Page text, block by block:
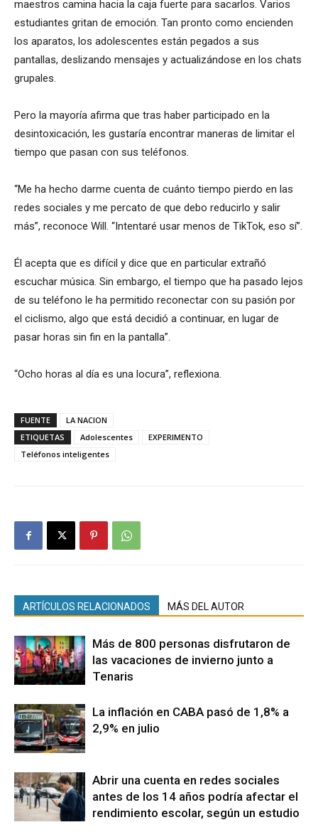
maestros camina hacia la caja fuerte para sacarlos. Varios
estudiantes gritan de emoción. Tan pronto como encienden
los aparatos, los adolescentes están pegados a sus
pantallas, deslizando mensajes y actualizándose en los chats
grupales.
Pero la mayoría afirma que tras haber participado en la
desintoxicación, les gustaría encontrar maneras de limitar el
tiempo que pasan con sus teléfonos.
“Me ha hecho darme cuenta de cuánto tiempo pierdo en las
redes sociales y me percato de que debo reducirlo y salir
más”, reconoce Will. “Intentaré usar menos de TikTok, eso sí”.
Él acepta que es difícil y dice que en particular extrañó
escuchar música. Sin embargo, el tiempo que ha pasado lejos
de su teléfono le ha permitido reconectar con su pasión por
el ciclismo, algo que está decidió a continuar, en lugar de
pasar horas sin fin en la pantalla”.
“Ocho horas al día es una locura”, reflexiona.
FUENTE
LA NACION
ETIQUETAS
Adolescentes
EXPERIMENTO
Teléfonos inteligentes
ARTÍCULOS RELACIONADOS MÁS DEL AUTOR
Más de 800 personas disfrutaron de
las vacaciones de invierno junto a
Tenaris
La inflación en CABA pasó de 1,8% a
2,9% en julio
Abrir una cuenta en redes sociales
antes de los 14 años podría afectar el
rendimiento escolar, según un estudio